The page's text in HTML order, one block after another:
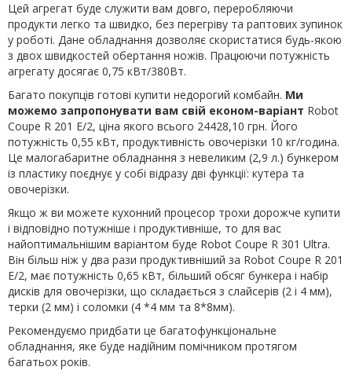
Цей агрегат буде служити вам довго, переробляючи
продукти легко та швидко, без перегріву та раптових зупинок
у роботі. Дане обладнання дозволяє скористатися будь-якою
з двох швидкостей обертання ножів. Працюючи потужність
агрегату досягає 0,75 кВт/380Вт.
Багато покупців готові купити недорогий комбайн. Ми
можемо запропонувати вам свій економ-варіант Robot
Coupe R 201 E/2, ціна якого всього 24428,10 грн. Його
потужність 0,55 кВт, продуктивність овочерізки 10 кг/година.
Це малогабаритне обладнання з невеликим (2,9 л.) бункером
із пластику поєднує у собі відразу дві функції: кутера та
овочерізки.
Якщо ж ви можете кухонний процесор трохи дорожче купити
і відповідно потужніше і продуктивніше, то для вас
найоптимальнішим варіантом буде Robot Coupe R 301 Ultra.
Він більш ніж у два рази продуктивніший за Robot Coupe R 201
E/2, має потужність 0,65 кВт, більший обсяг бункера і набір
дисків для овочерізки, що складається з слайсерів (2 і 4 мм),
терки (2 мм) і соломки (4 *4 мм та 8*8мм).
Рекомендуємо придбати це багатофункціональне
обладнання, яке буде надійним помічником протягом
багатьох років.